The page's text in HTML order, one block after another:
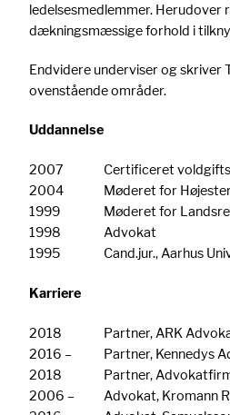
ledelsesmedlemmer. Herudover
dækningsmæssige forhold i
Endvidere underviser og skriver
ovenstående områder.
Uddannelse
2007
2004
1999
1998
1995
Certificeret
Møderet for
Møderet for
Advokat
Cand.jur., Aarhus
Karriere
2018
2016 –
2018
2006 –
Partner, ARK
Partner, Kennedys
Partner,
Advokat, Kromann